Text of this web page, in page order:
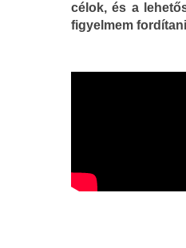
célok, és a
figyelmem